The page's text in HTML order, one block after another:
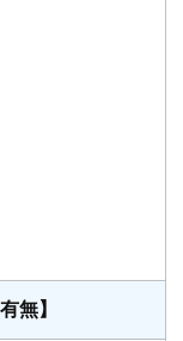
無】